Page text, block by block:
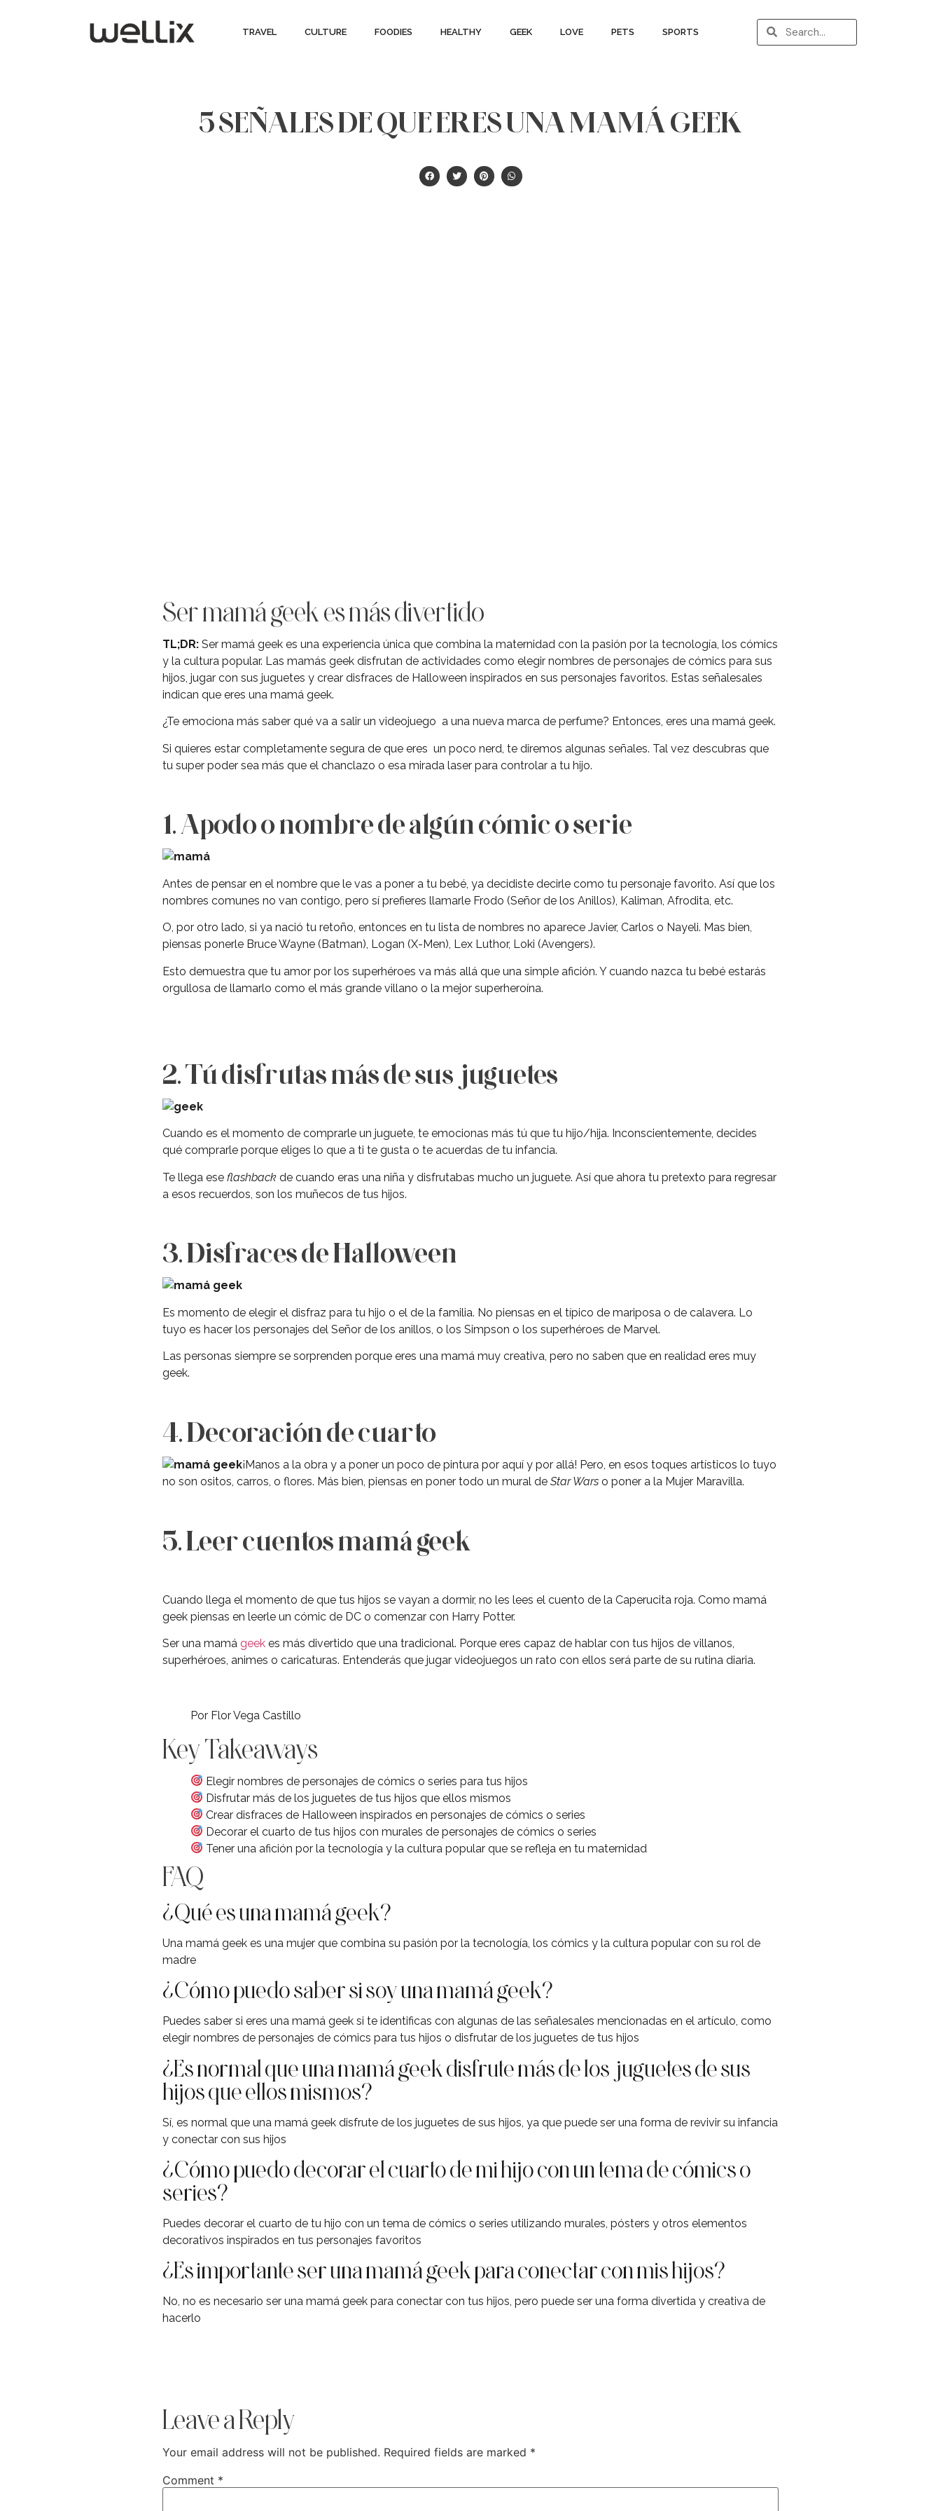
TRAVEL CULTURE FOODIES HEALTHY GEEK LOVE PETS SPORTS
5 SEÑALES DE QUE ERES UNA MAMÁ GEEK
Ser mamá geek es más divertido
TL;DR: Ser mamá geek es una experiencia única que combina la maternidad con la pasión por la tecnología, los cómics
y la cultura popular. Las mamás geek disfrutan de actividades como elegir nombres de personajes de cómics para sus
hijos, jugar con sus juguetes y crear disfraces de Halloween inspirados en sus personajes favoritos. Estas señalesales
indican que eres una mamá geek.
¿Te emociona más saber qué va a salir un videojuego a una nueva marca de perfume? Entonces, eres una mamá geek.
Si quieres estar completamente segura de que eres un poco nerd, te diremos algunas señales. Tal vez descubras que
tu super poder sea más que el chanclazo o esa mirada laser para controlar a tu hijo.
1. Apodo o nombre de algún cómic o serie
Antes de pensar en el nombre que le vas a poner a tu bebé, ya decidiste decirle como tu personaje favorito. Así que los
nombres comunes no van contigo, pero sí prefieres llamarle Frodo (Señor de los Anillos), Kaliman, Afrodita, etc.
O, por otro lado, si ya nació tu retoño, entonces en tu lista de nombres no aparece Javier, Carlos o Nayeli. Mas bien,
piensas ponerle Bruce Wayne (Batman), Logan (X-Men), Lex Luthor, Loki (Avengers).
Esto demuestra que tu amor por los superhéroes va más allá que una simple afición. Y cuando nazca tu bebé estarás
orgullosa de llamarlo como el más grande villano o la mejor superheroína.
2. Tú disfrutas más de sus juguetes
Cuando es el momento de comprarle un juguete, te emocionas más tú que tu hijo/hija. Inconscientemente, decides
qué comprarle porque eliges lo que a ti te gusta o te acuerdas de tu infancia.
Te llega ese flashback de cuando eras una niña y disfrutabas mucho un juguete. Así que ahora tu pretexto para regresar
a esos recuerdos, son los muñecos de tus hijos.
3. Disfraces de Halloween
Es momento de elegir el disfraz para tu hijo o el de la familia. No piensas en el típico de mariposa o de calavera. Lo
tuyo es hacer los personajes del Señor de los anillos, o los Simpson o los superhéroes de Marvel.
Las personas siempre se sorprenden porque eres una mamá muy creativa, pero no saben que en realidad eres muy
geek.
4. Decoración de cuarto
¡Manos a la obra y a poner un poco de pintura por aquí y por allá! Pero, en esos toques artísticos lo tuyo
no son ositos, carros, o flores. Más bien, piensas en poner todo un mural de Star Wars o poner a la Mujer Maravilla.
5. Leer cuentos mamá geek
Cuando llega el momento de que tus hijos se vayan a dormir, no les lees el cuento de la Caperucita roja. Como mamá
geek piensas en leerle un cómic de DC o comenzar con Harry Potter.
Ser una mamá geek es más divertido que una tradicional. Porque eres capaz de hablar con tus hijos de villanos,
superhéroes, animes o caricaturas. Entenderás que jugar videojuegos un rato con ellos será parte de su rutina diaria.
Por Flor Vega Castillo
Key Takeaways
Elegir nombres de personajes de cómics o series para tus hijos
Disfrutar más de los juguetes de tus hijos que ellos mismos
Crear disfraces de Halloween inspirados en personajes de cómics o series
Decorar el cuarto de tus hijos con murales de personajes de cómics o series
Tener una afición por la tecnología y la cultura popular que se refleja en tu maternidad
FAQ
¿Qué es una mamá geek?
Una mamá geek es una mujer que combina su pasión por la tecnología, los cómics y la cultura popular con su rol de
madre
¿Cómo puedo saber si soy una mamá geek?
Puedes saber si eres una mamá geek si te identificas con algunas de las señalesales mencionadas en el artículo, como
elegir nombres de personajes de cómics para tus hijos o disfrutar de los juguetes de tus hijos
¿Es normal que una mamá geek disfrute más de los juguetes de sus
hijos que ellos mismos?
Sí, es normal que una mamá geek disfrute de los juguetes de sus hijos, ya que puede ser una forma de revivir su infancia
y conectar con sus hijos
¿Cómo puedo decorar el cuarto de mi hijo con un tema de cómics o
series?
Puedes decorar el cuarto de tu hijo con un tema de cómics o series utilizando murales, pósters y otros elementos
decorativos inspirados en tus personajes favoritos
¿Es importante ser una mamá geek para conectar con mis hijos?
No, no es necesario ser una mamá geek para conectar con tus hijos, pero puede ser una forma divertida y creativa de
hacerlo
Leave a Reply
Your email address will not be published. Required fields are marked *
Comment *